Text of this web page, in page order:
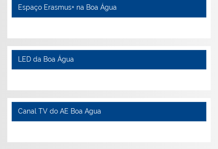
Espaço Erasmus+ na Boa Água
LED da Boa Água
Canal TV do AE Boa Agua